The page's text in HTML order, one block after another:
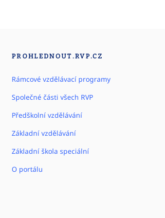
PROHLEDNOUT.RVP.CZ
Rámcové vzdělávací programy
Společné části všech RVP
Předškolní vzdělávání
Základní vzdělávání
Základní škola speciální
O portálu